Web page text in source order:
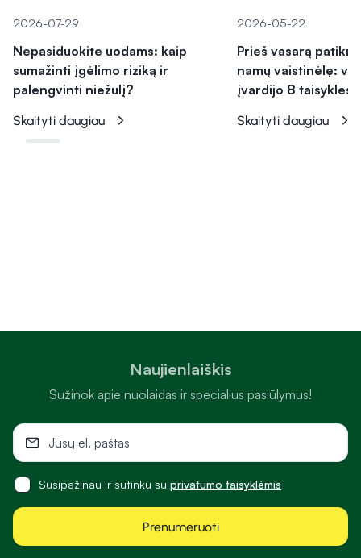
2026-07-29
Nepasiduokite uodams: kaip
sumažinti įgėlimo riziką ir
palengvinti niežulį?
Skaityti daugiau
2026-05-22
Prieš vasarą
namų vaistinėlę:
įvardijo 8 taisykles
Skaityti daugiau
Naujienlaiškis
Sužinok apie nuolaidas ir specialius pasiūlymus!
Susipažinau ir sutinku su privatumo taisyklėmis
Prenumeruoti